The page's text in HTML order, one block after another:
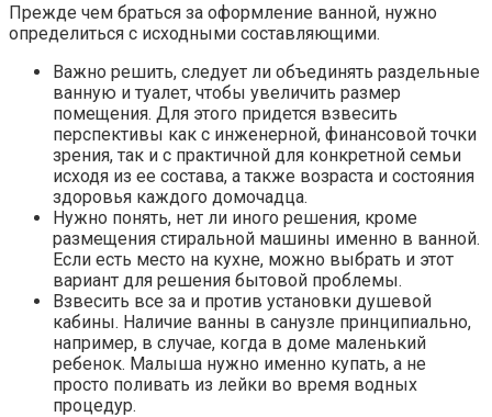
Прежде чем браться за оформление ванной, нужно
определиться с исходными составляющими.
Важно решить, следует ли объединять раздельные
ванную и туалет, чтобы увеличить размер
помещения. Для этого придется взвесить
перспективы как с инженерной, финансовой точки
зрения, так и с практичной для конкретной семьи
исходя из ее состава, а также возраста и состояния
здоровья каждого домочадца.
Нужно понять, нет ли иного решения, кроме
размещения стиральной машины именно в ванной.
Если есть место на кухне, можно выбрать и этот
вариант для решения бытовой проблемы.
Взвесить все за и против установки душевой
кабины. Наличие ванны в санузле принципиально,
например, в случае, когда в доме маленький
ребенок. Малыша нужно именно купать, а не
просто поливать из лейки во время водных
процедур.